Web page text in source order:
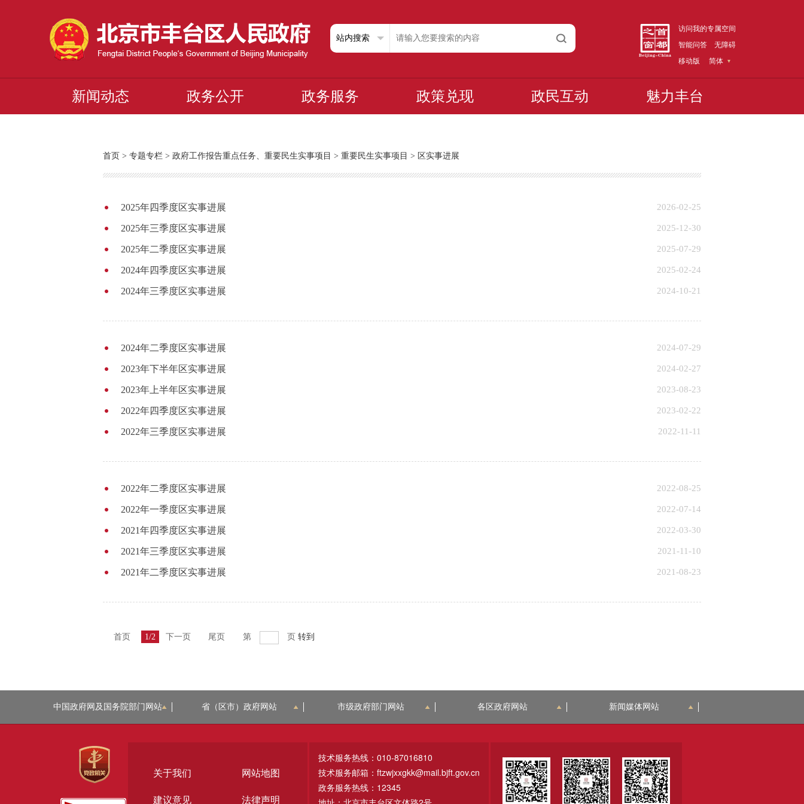
访问我的专属空间
智能问答
无障碍
移动版
简体
新闻动态 政务公开 政务服务 政策兑现 政民互动 魅力丰台
首页 > 专题专栏 > 政府工作报告重点任务、重要民生实事项目 > 重要民生实事项目 > 区实事进展
2025年四季度区实事进展 2026-02-25
2025年三季度区实事进展 2025-12-30
2025年二季度区实事进展 2025-07-29
2024年四季度区实事进展 2025-02-24
2024年三季度区实事进展 2024-10-21
2024年二季度区实事进展 2024-07-29
2023年下半年区实事进展 2024-02-27
2023年上半年区实事进展 2023-08-23
2022年四季度区实事进展 2023-02-22
2022年三季度区实事进展 2022-11-11
2022年二季度区实事进展 2022-08-25
2022年一季度区实事进展 2022-07-14
2021年四季度区实事进展 2022-03-30
2021年三季度区实事进展 2021-11-10
2021年二季度区实事进展 2021-08-23
首页 1/2 下一页 尾页 第 页 转到
中国政府网及国务院部门网站 省（区市）政府网站 市级政府部门网站 各区政府网站 新闻媒体网站
关于我们 网站地图
建议意见 法律声明
技术服务热线：010-87016810
技术服务邮箱：ftzwjxxgkk@mail.bjft.gov.cn
政务服务热线：12345